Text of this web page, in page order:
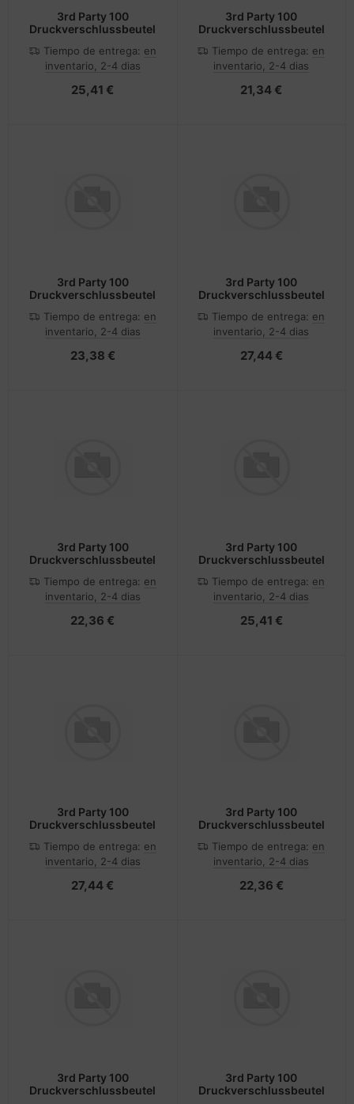
3rd Party 100
Druckverschlussbeutel
Tiempo de entrega: en
inventario, 2-4 dias
25,41 €
3rd Party 100
Druckverschlussbeutel
Tiempo de entrega: en
inventario, 2-4 dias
21,34 €
3rd Party 100
Druckverschlussbeutel
Tiempo de entrega: en
inventario, 2-4 dias
23,38 €
3rd Party 100
Druckverschlussbeutel
Tiempo de entrega: en
inventario, 2-4 dias
27,44 €
3rd Party 100
Druckverschlussbeutel
Tiempo de entrega: en
inventario, 2-4 dias
22,36 €
3rd Party 100
Druckverschlussbeutel
Tiempo de entrega: en
inventario, 2-4 dias
25,41 €
3rd Party 100
Druckverschlussbeutel
Tiempo de entrega: en
inventario, 2-4 dias
27,44 €
3rd Party 100
Druckverschlussbeutel
Tiempo de entrega: en
inventario, 2-4 dias
22,36 €
3rd Party 100
Druckverschlussbeutel
3rd Party 100
Druckverschlussbeutel